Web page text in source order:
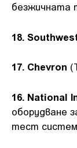
безжичната
18.
17. Chevron
16. National
оборудване
тест